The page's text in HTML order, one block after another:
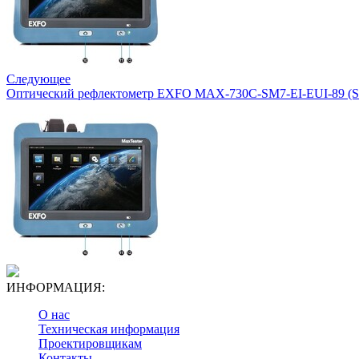
Следующее
Оптический рефлектометр EXFO MAX-730C-SM7-EI-EUI-89
ИНФОРМАЦИЯ:
О нас
Техническая информация
Проектировщикам